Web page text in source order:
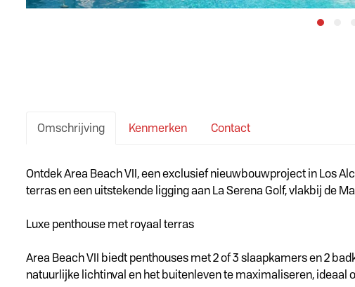
Omschrijving Kenmerken Contact
Omschrijving
Ontdek Area Beach VII, een exclusief nieuwbouwproject in Los
terras en een uitstekende ligging aan La Serena Golf, vlakbij de
Luxe penthouse met royaal terras
Area Beach VII biedt penthouses met 2 of 3 slaapkamers en 2
natuurlijke lichtinval en het buitenleven te maximaliseren,